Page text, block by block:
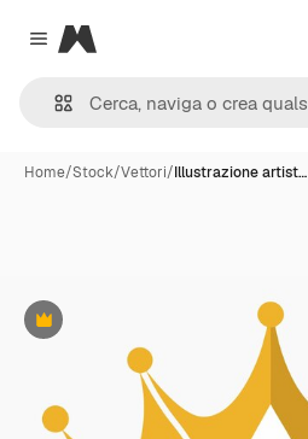
Close menu
Magnific
Home/Stock/Vettori/Illustrazione artist…
Premium